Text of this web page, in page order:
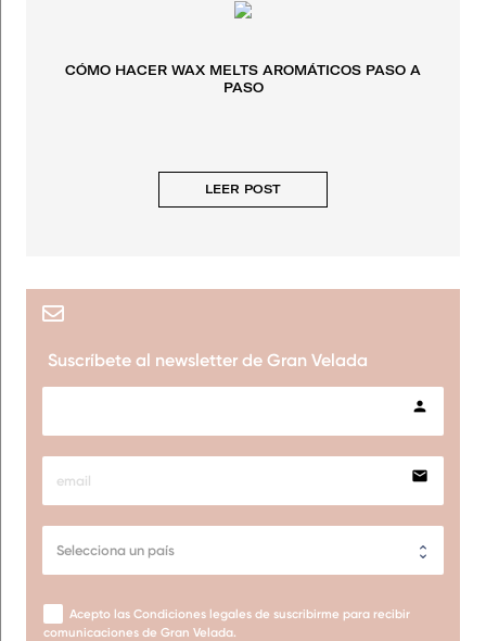
CÓMO HACER WAX MELTS AROMÁTICOS PASO A
PASO
LEER POST
Suscríbete al newsletter de Gran Velada
person
email
Acepto las Condiciones legales de suscribirme para recibir
comunicaciones de Gran Velada.